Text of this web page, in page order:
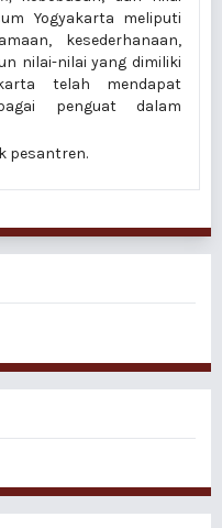
Yogyakarta meliputi
kesederhanaan,
nilai-nilai yang dimiliki
telah mendapat
penguat dalam
pesantren.